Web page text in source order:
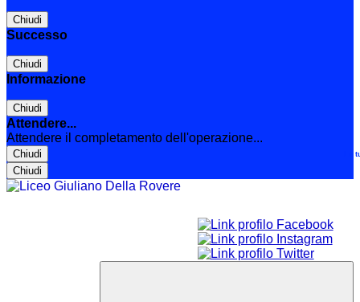
Chiudi
Successo
Chiudi
Informazione
Chiudi
Attendere...
Attendere il completamento dell'operazione...
Chiudi
Chiudi
Le